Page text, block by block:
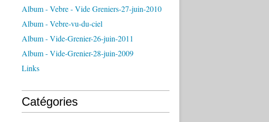
Album - Vebre - Vide Greniers-27-juin-2010
Album - Vebre-vu-du-ciel
Album - Vide-Grenier-26-juin-2011
Album - Vide-Grenier-28-juin-2009
Links
Catégories